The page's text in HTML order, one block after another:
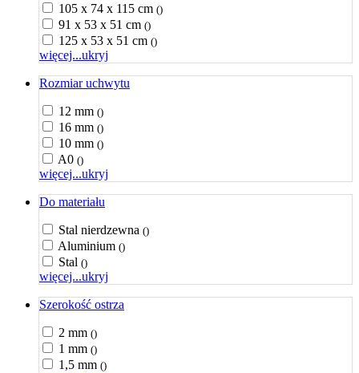
105 x 74 x 115 cm ()
91 x 53 x 51 cm ()
125 x 53 x 51 cm ()
więcej...ukryj
Rozmiar uchwytu
12 mm ()
16 mm ()
10 mm ()
A0 ()
więcej...ukryj
Do materiału
Stal nierdzewna ()
Aluminium ()
Stal ()
więcej...ukryj
Szerokość ostrza
2 mm ()
1 mm ()
1,5 mm ()